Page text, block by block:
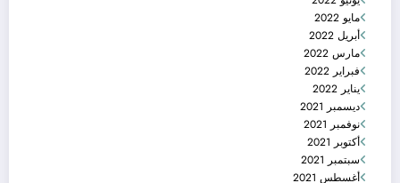
مايو 2022
أبريل 2022
مارس 2022
فبراير 2022
يناير 2022
ديسمبر 2021
نوفمبر 2021
أكتوبر 2021
سبتمبر 2021
أغسطس 2021